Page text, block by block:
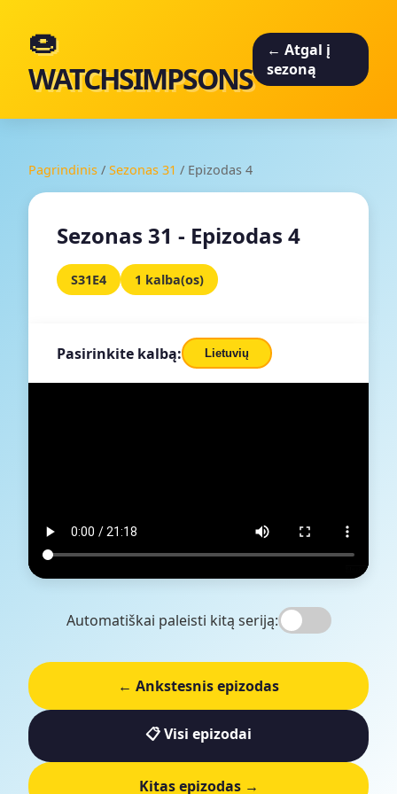
🍩
WATCHSIMPSONS
← Atgal į
sezoną
Pagrindinis / Sezonas 31 / Epizodas 4
Sezonas 31 - Epizodas 4
S31E4 1 kalba(os)
Pasirinkite kalbą: Lietuvių
Automatiškai paleisti kitą seriją:
← Ankstesnis epizodas
📋 Visi epizodai
Kitas epizodas →